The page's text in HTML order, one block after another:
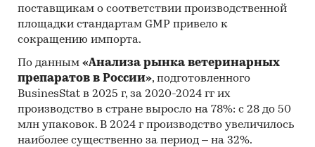
поставщикам о соответствии производственной
площадки стандартам GMP привело к
сокращению импорта.
По данным «Анализа рынка ветеринарных
препаратов в России», подготовленного
BusinesStat в 2025 г, за 2020-2024 гг их
производство в стране выросло на 78%: с 28 до 50
млн упаковок. В 2024 г производство увеличилось
наиболее существенно за период – на 32%.